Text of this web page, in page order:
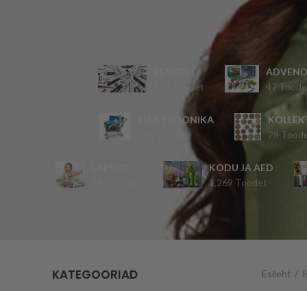
REMONT
122 Toodet
47
ELEKTROONIKA
145 Toodet
28
KODU JA AED
1,269 Toodet
KATEGOORIAD Esileht